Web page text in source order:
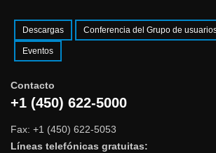
Descargas Conferencia del Grupo de
Eventos
Contacto
+1 (450) 622-5000
Fax: +1 (450) 622-5053
Líneas telefónicas gratuitas: